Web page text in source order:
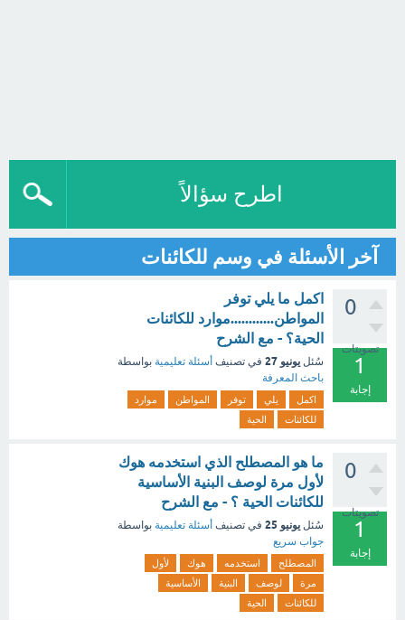
اطرح سؤالاً
آخر الأسئلة في وسم للكائنات
0
تصويتات
1
إجابة
اكمل ما يلي توفر
المواطن............موارد للكائنات
الحية؟ - مع الشرح
سُئل يونيو 27 في تصنيف أسئلة تعليمية بواسطة
باحث المعرفة
اكمل يلي توفر المواطن
موارد
للكائنات
الحية
0
تصويتات
1
إجابة
ما هو المصطلح الذي استخدمه هوك
لأول مرة لوصف البنية الأساسية
للكائنات الحية ؟ - مع الشرح
سُئل يونيو 25 في تصنيف أسئلة تعليمية بواسطة
جواب سريع
المصطلح استخدمه هوك
لأول
مرة
لوصف البنية
الأساسية
للكائنات
الحية